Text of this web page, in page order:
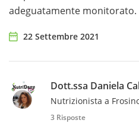
adeguatamente monitorato.
22 Settembre 2021
Dott.ssa Daniela
Nutrizionista a
3 Risposte